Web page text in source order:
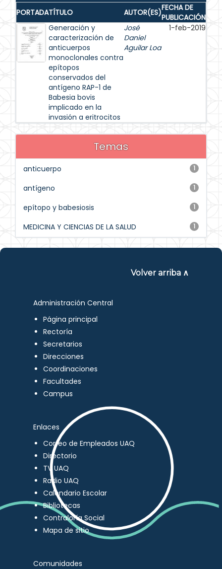
PORTADATÍTULO AUTOR(ES)FECHA DE
PUBLICACIÓN
Generación y
caracterización de
anticuerpos
monoclonales contra
epítopos
conservados del
antígeno RAP-1 de
Babesia bovis
implicado en la
invasión a eritrocitos
José
Daniel
Aguilar Loa
1-feb-2019
Temas
1
anticuerpo
1
antígeno
1
epítopo y babesiosis
1
MEDICINA Y CIENCIAS DE LA SALUD
Volver arriba ∧
Administración Central
Página principal
Rectoría
Secretarios
Direcciones
Coordinaciones
Facultades
Campus
Enlaces
Correo de Empleados UAQ
Directorio
TV UAQ
Radio UAQ
Calendario Escolar
Bibliotecas
Contraloría Social
Mapa de sitio
Comunidades